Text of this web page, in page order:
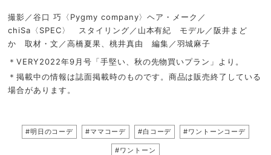
撮影／谷口 巧〈Pygmy company〉ヘア・メーク／
chiSa〈SPEC〉 スタイリング／山本有紀 モデル／阪井まど
か 取材・文／高橋夏果、桃井真由 編集／羽城麻子
＊VERY2022年9月号「手堅い、秋の先物買いプラン」より。
＊掲載中の情報は誌面掲載時のものです。商品は販売終了している
場合があります。
#明日のコーデ #ママコーデ #白コーデ #ワントーンコーデ
#ワントーン